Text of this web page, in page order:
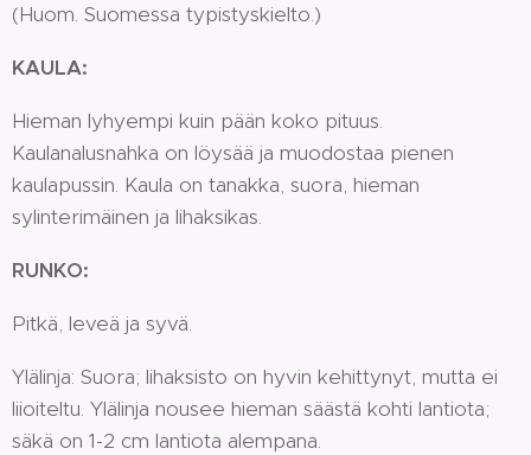
(Huom. Suomessa typistyskielto.)
KAULA:
Hieman lyhyempi kuin pään koko pituus.
Kaulanalusnahka on löysää ja muodostaa pienen
kaulapussin. Kaula on tanakka, suora, hieman
sylinterimäinen ja lihaksikas.
RUNKO:
Pitkä, leveä ja syvä.
Ylälinja: Suora; lihaksisto on hyvin kehittynyt, mutta ei
liioiteltu. Ylälinja nousee hieman säästä kohti lantiota;
säkä on 1-2 cm lantiota alempana.